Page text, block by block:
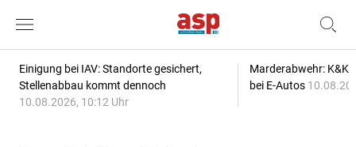
Einigung bei IAV: Standorte gesichert,
Stellenabbau kommt dennoch
10.08.2026, 10:12 Uhr
Marderabwehr: K&K
bei E-Autos